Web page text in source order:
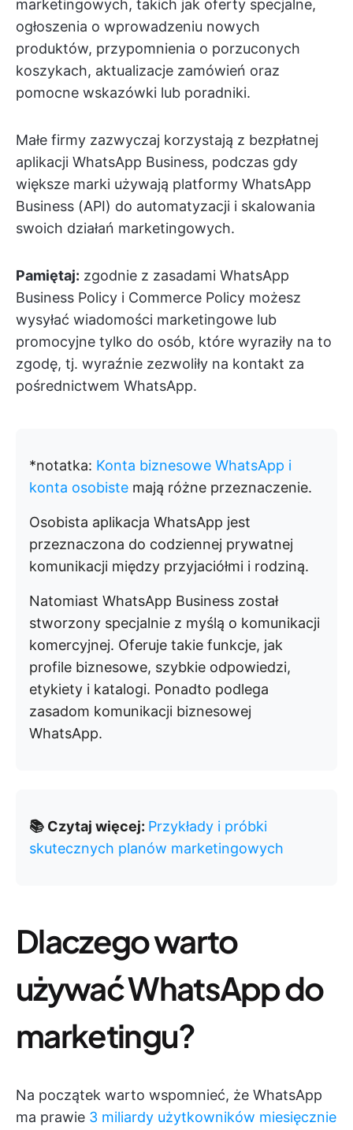
marketingowych, takich jak oferty specjalne,
ogłoszenia o wprowadzeniu nowych
produktów, przypomnienia o porzuconych
koszykach, aktualizacje zamówień oraz
pomocne wskazówki lub poradniki.
Małe firmy zazwyczaj korzystają z bezpłatnej
aplikacji WhatsApp Business, podczas gdy
większe marki używają platformy WhatsApp
Business (API) do automatyzacji i skalowania
swoich działań marketingowych.
Pamiętaj: zgodnie z zasadami WhatsApp
Business Policy i Commerce Policy możesz
wysyłać wiadomości marketingowe lub
promocyjne tylko do osób, które wyraziły na to
zgodę, tj. wyraźnie zezwoliły na kontakt za
pośrednictwem WhatsApp.
*notatka: Konta biznesowe WhatsApp i
konta osobiste mają różne przeznaczenie.
Osobista aplikacja WhatsApp jest
przeznaczona do codziennej prywatnej
komunikacji między przyjaciółmi i rodziną.
Natomiast WhatsApp Business został
stworzony specjalnie z myślą o komunikacji
komercyjnej. Oferuje takie funkcje, jak
profile biznesowe, szybkie odpowiedzi,
etykiety i katalogi. Ponadto podlega
zasadom komunikacji biznesowej
WhatsApp.
📚 Czytaj więcej: Przykłady i próbki
skutecznych planów marketingowych
Dlaczego warto
używać WhatsApp do
marketingu?
Na początek warto wspomnieć, że WhatsApp
ma prawie 3 miliardy użytkowników miesięcznie